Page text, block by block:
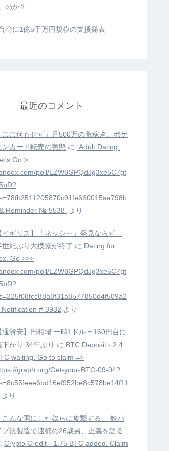
のか？
湾に1億5千万円規模の支援発表
最近のコメント
ほぼ何もせず」月500万の荒稼ぎ、ポケ
ンカード転売の実態 に
️ Adult Dating.
Go >
poll/LZW8GPQdJg3xe5C7gt
Reminder № 5538
より
イギリス】「ネッシー」発見ならず
世紀ぶり大捜索が終了 に Dating for
Go >>>
poll/LZW8GPQdJg3xe5C7gt
Notification # 3932 より
通貨安】円相場 一時1ドル＝160円台に
下がり 34年ぶり に BTC Deposit - 2.4
waiting. Go to claim =>
graph.org/Get-your-BTC-09-04?
より
こんな国にした奴らに攻撃する」 鉄パ
プ銃製造で逮捕の26歳男、正義を語る
Crypto Credit - 1.75 BTC added. Claim